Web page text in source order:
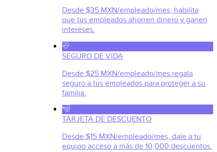
Desde $35 MXN/empleado/mes, habilita
que tus empleados ahorren dinero y ganen
intereses.
SEGURO DE VIDA
Desde $25 MXN/empleado/mes regala
seguro a tus empleados para proteger a su
familia.
TARJETA DE DESCUENTO
Desde $15 MXN/empleado/mes, dale a tu
equipo acceso a más de 10,000 descuentos.